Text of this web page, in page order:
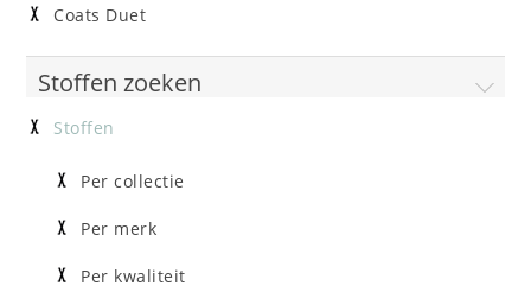
Coats Duet
Stoffen zoeken
Stoffen
Per collectie
Per merk
Per kwaliteit